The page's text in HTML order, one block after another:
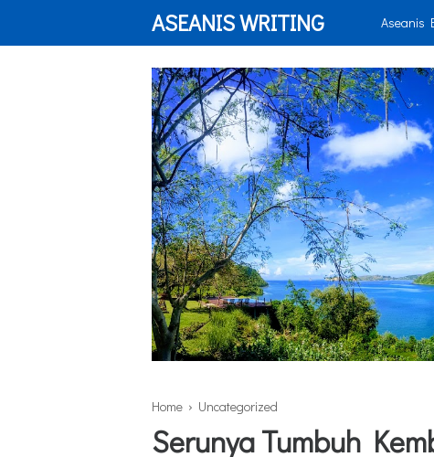
ASEANIS WRITING Aseanis
Home › Uncategorized
Serunya Tumbuh